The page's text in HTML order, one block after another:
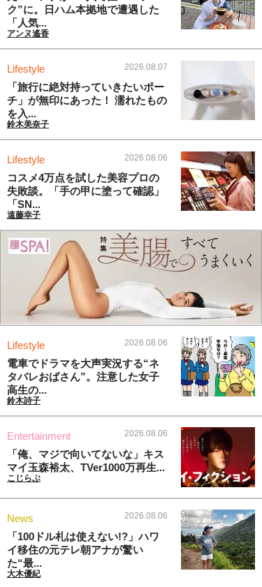
ク”に。日ハム本拠地で遭遇した
「人気...
アンヌ遙香
Lifestyle 2026.08.07
「旅行に絶対持っていきたいポー
チ」が無印にあった！ 濡れたもの
を入...
鈴木美奈子
Lifestyle 2026.08.06
コスメ4万点を試した美容プロの
失敗談。「手の甲に塗って確認」
「SN...
遠藤幸子
Lifestyle 2026.08.06
電車でドラマを大声実況する“ネ
タバレおばさん”。注意した女子
高生の...
鈴木詩子
Entertainment 2026.08.06
「俺、マジで向いてないな」キス
マイ玉森裕太、TVer1000万再生...
こじらぶ
News 2026.08.06
「100ドル札は使えない!?」ハワ
イ移住の元テレ朝アナが驚い
た“最...
大木優紀